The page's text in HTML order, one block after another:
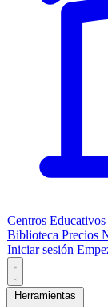
Centros Educativos
Biblioteca Precios
Iniciar sesión